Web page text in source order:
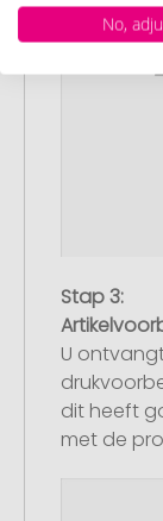
Stap 3:
U
dit heeft
met de
No,